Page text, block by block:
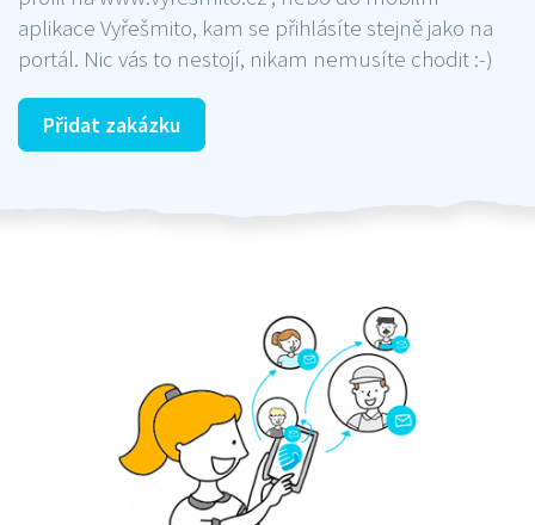
aplikace Vyřešmito, kam se přihlásíte stejně jako na
portál. Nic vás to nestojí, nikam nemusíte chodit :-)
Přidat zakázku